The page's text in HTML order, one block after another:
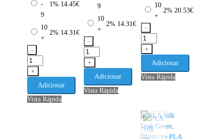
-
9
1% 14.45€
10
+
2% 14.31€
-
Quantidade
de
High
Speed
+
Adicionar
Vista Rápida
9
10
+
2% 14.31€
-
Quantidade
de
PLA
HD
Azul
+
Adicionar
Vista Rápida
10
+
2% 20.53€
-
Quantidade
de
Tough
Azul
-
1KG
1.75mm
+
Adicionar
Vista Rápida